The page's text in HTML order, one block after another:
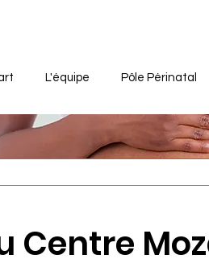
L'équipe Pôle Périnatal
Centre